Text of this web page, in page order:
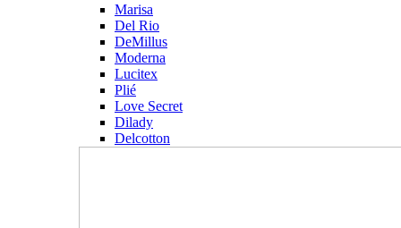
Marisa
Del Rio
DeMillus
Moderna
Lucitex
Plié
Love Secret
Dilady
Delcotton